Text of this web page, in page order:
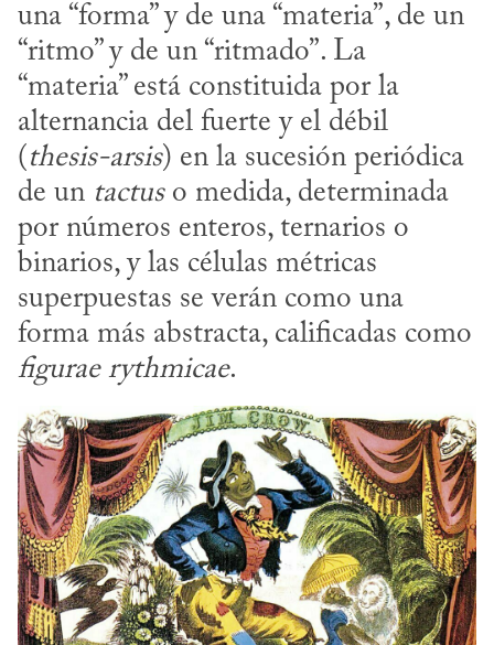
una “forma” y de una “materia”, de un
“ritmo” y de un “ritmado”. La
“materia” está constituida por la
alternancia del fuerte y el débil
( thesis-arsis) en la sucesión periódica
de un tactus o medida, determinada
por números enteros, ternarios o
binarios, y las células métricas
superpuestas se verán como una
figurae rythmicae.